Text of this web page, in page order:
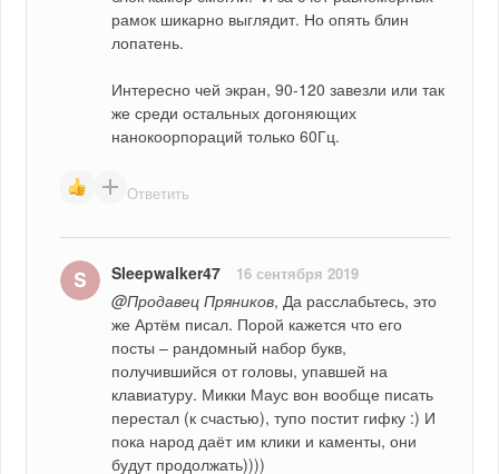
рамок шикарно выглядит. Но опять блин
лопатень.
Интересно чей экран, 90-120 завезли или так
же среди остальных догоняющих
нанокоорпораций только 60Гц.
Ответить
Sleepwalker47 16 сентября 2019
@Продавец Пряников, Да расслабьтесь, это
же Артём писал. Порой кажется что его
посты – рандомный набор букв,
получившийся от головы, упавшей на
клавиатуру. Микки Маус вон вообще писать
перестал (к счастью), тупо постит гифку :) И
пока народ даёт им клики и каменты, они
будут продолжать))))